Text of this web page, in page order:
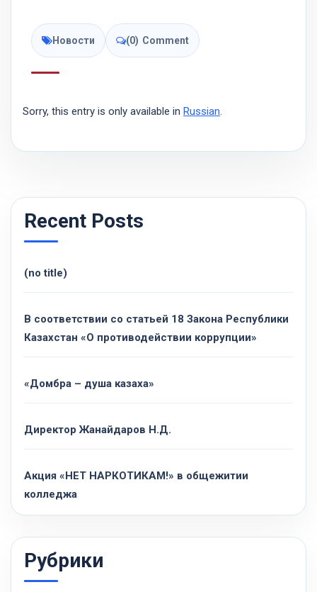
Новости (0) Comment
Sorry, this entry is only available in Russian.
Recent Posts
(no title)
В соответствии со статьей 18 Закона Республики
Казахстан «О противодействии коррупции»
«Домбра – душа казаха»
Директор Жанайдаров Н.Д.
Акция «НЕТ НАРКОТИКАМ!» в общежитии
колледжа
Рубрики